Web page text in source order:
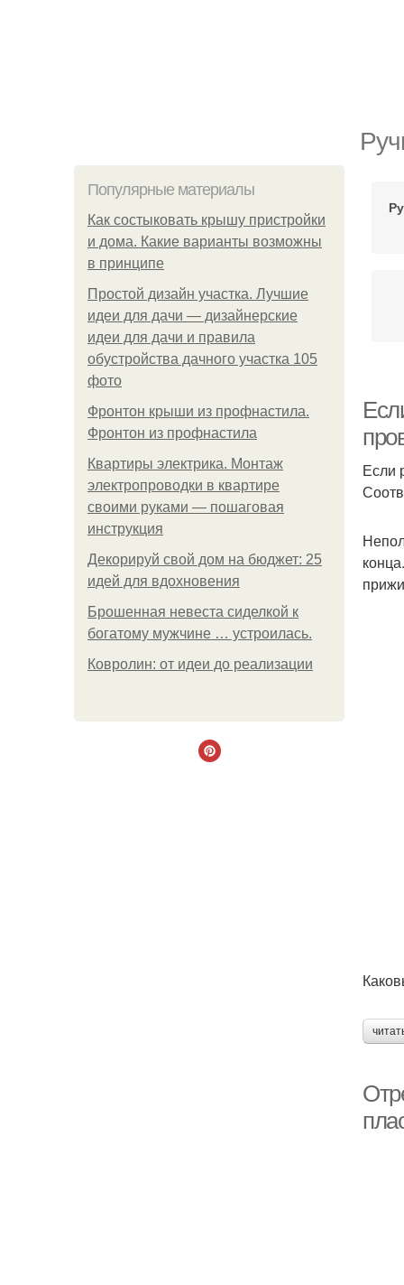
Популярные материалы
Как состыковать крышу пристройки
и дома. Какие варианты возможны
в принципе
Простой дизайн участка. Лучшие
идеи для дачи — дизайнерские
идеи для дачи и правила
обустройства дачного участка 105
фото
Фронтон крыши из профнастила.
Фронтон из профнастила
Квартиры электрика. Монтаж
электропроводки в квартире
своими руками — пошаговая
инструкция
Декорируй свой дом на бюджет: 25
идей для вдохновения
Брошенная невеста сиделкой к
богатому мужчине … устроилась.
Ковролин: от идеи до реализации
Если